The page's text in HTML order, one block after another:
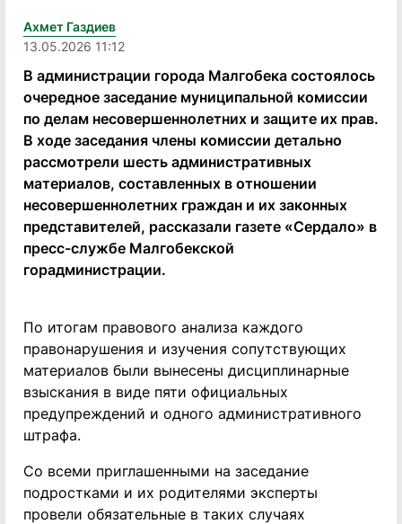
Ахмет Газдиев
13.05.2026 11:12
В администрации города Малгобека состоялось
очередное заседание муниципальной комиссии
по делам несовершеннолетних и защите их прав.
В ходе заседания члены комиссии детально
рассмотрели шесть административных
материалов, составленных в отношении
несовершеннолетних граждан и их законных
представителей, рассказали газете «Сердало» в
пресс-службе Малгобекской
горадминистрации.
По итогам правового анализа каждого
правонарушения и изучения сопутствующих
материалов были вынесены дисциплинарные
взыскания в виде пяти официальных
предупреждений и одного административного
штрафа.
Со всеми приглашенными на заседание
подростками и их родителями эксперты
провели обязательные в таких случаях